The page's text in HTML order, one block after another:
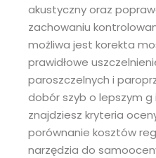
akustyczny oraz
zachowaniu
możliwa jest korekta
prawidłowe
paroszczelnych i
dobór szyb o lepszym g
znajdziesz kryteria
porównanie kosztów
narzędzia do